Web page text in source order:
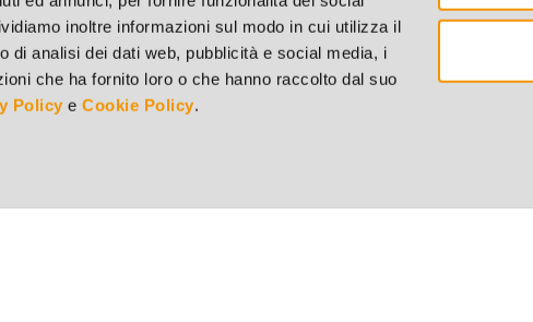
inoltre informazioni sul modo in cui utilizza il
di analisi dei dati web, pubblicità e social media, i
che ha fornito loro o che hanno raccolto dal suo
Policy eCookie Policy.